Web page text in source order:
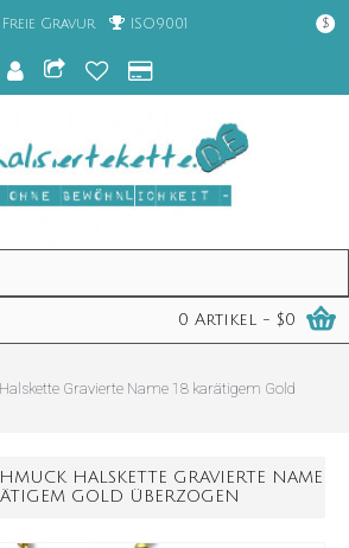
Freie Gravur ISO9001 $
0 Artikel - $0
Gravierte Name 18 karätigem Gold
HALSKETTE GRAVIERTE NAME
GOLD ÜBERZOGEN